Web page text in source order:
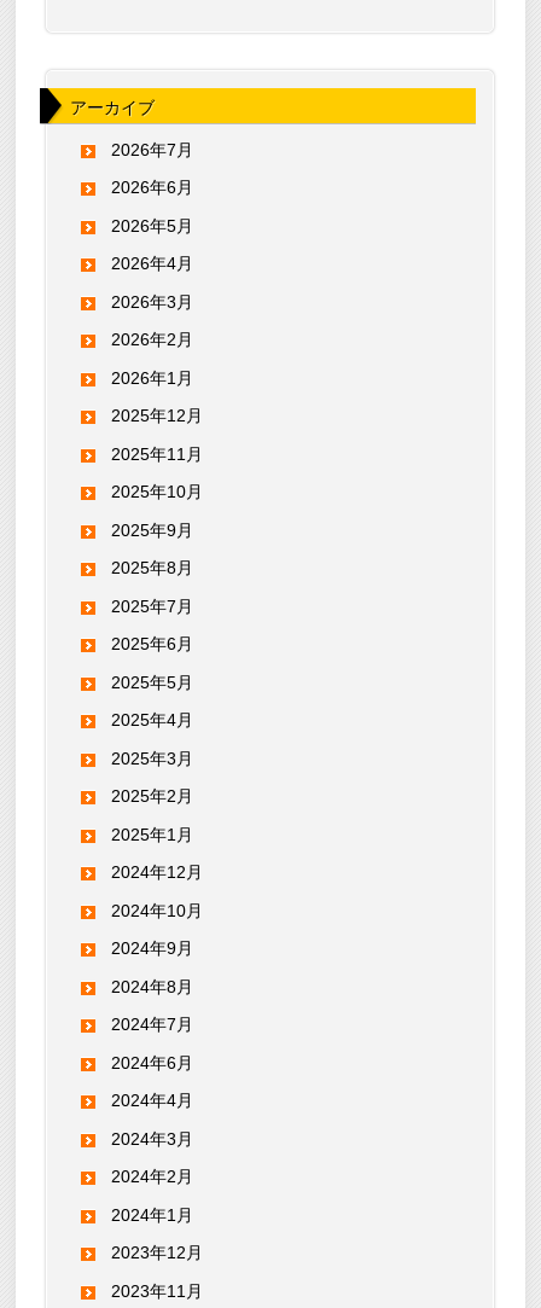
アーカイブ
2026年7月
2026年6月
2026年5月
2026年4月
2026年3月
2026年2月
2026年1月
2025年12月
2025年11月
2025年10月
2025年9月
2025年8月
2025年7月
2025年6月
2025年5月
2025年4月
2025年3月
2025年2月
2025年1月
2024年12月
2024年10月
2024年9月
2024年8月
2024年7月
2024年6月
2024年4月
2024年3月
2024年2月
2024年1月
2023年12月
2023年11月